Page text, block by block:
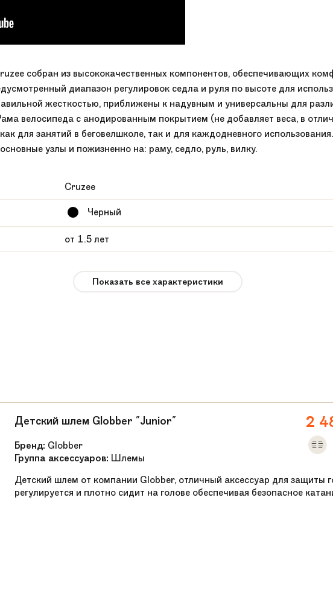
собран из высококачественных компонентов, обеспечивающих
диапазон регулировок седла и руля по высоте для
жесткостью, приближены к надувным и универсальны для
велосипеда с анодированным покрытием (не добавляет веса, в
для занятий в беговелшколе, так и для каждодневного
узлы и пожизненно на: раму, седло, руль, вилку.
Cruzee
Черный
от 1.5 лет
Алюминиевый сплав 6061
от 25,5 до 48 см
OneSize
Сменный удлинитель седла в комплекте
Показать все характеристики
Детский шлем Globber "Junior"
Бренд: Globber
Группа аксессуаров: Шлемы
2
Детский шлем от компании Globber, отличный аксессуар для защиты
регулируется и плотно сидит на голове обеспечивая безопасное